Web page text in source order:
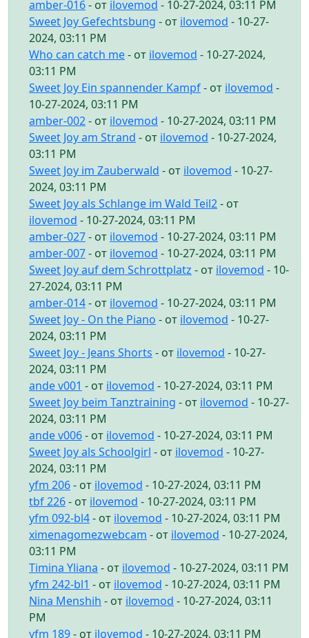
amber-016- от ilovemod - 10-27-2024, 03:11 PM
Sweet Joy Gefechtsbung - от ilovemod - 10-27-
2024, 03:11 PM
Who can catch me- от ilovemod - 10-27-2024,
03:11 PM
Sweet Joy Ein spannender Kampf- от ilovemod -
10-27-2024, 03:11 PM
amber-002- от ilovemod - 10-27-2024, 03:11 PM
Sweet Joy am Strand - от ilovemod - 10-27-2024,
03:11 PM
Sweet Joy im Zauberwald - от ilovemod - 10-27-
2024, 03:11 PM
Sweet Joy als Schlange im Wald Teil2- от
ilovemod - 10-27-2024, 03:11 PM
amber-027- от ilovemod - 10-27-2024, 03:11 PM
amber-007- от ilovemod - 10-27-2024, 03:11 PM
Sweet Joy auf dem Schrottplatz - от ilovemod - 10-
27-2024, 03:11 PM
amber-014- от ilovemod - 10-27-2024, 03:11 PM
Sweet Joy - On the Piano - от ilovemod - 10-27-
2024, 03:11 PM
Sweet Joy - Jeans Shorts - от ilovemod - 10-27-
2024, 03:11 PM
ande v001 - от ilovemod - 10-27-2024, 03:11 PM
Sweet Joy beim Tanztraining - от ilovemod - 10-27-
2024, 03:11 PM
ande v006- от ilovemod - 10-27-2024, 03:11 PM
Sweet Joy als Schoolgirl - от ilovemod - 10-27-
2024, 03:11 PM
yfm 206- от ilovemod - 10-27-2024, 03:11 PM
tbf 226- от ilovemod - 10-27-2024, 03:11 PM
yfm 092-bl4- от ilovemod - 10-27-2024, 03:11 PM
ximenagomezwebcam - от ilovemod - 10-27-2024,
03:11 PM
Timina Yliana - от ilovemod - 10-27-2024, 03:11 PM
yfm 242-bl1 - от ilovemod - 10-27-2024, 03:11 PM
Nina Menshih - от ilovemod - 10-27-2024, 03:11
PM
yfm 189- от ilovemod - 10-27-2024, 03:11 PM